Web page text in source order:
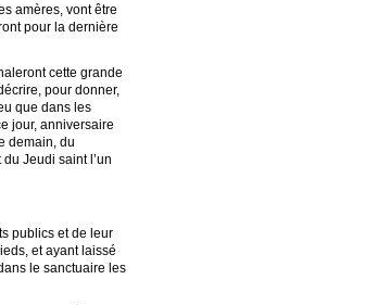
amères, vont être
pour la dernière
cette grande
pour donner,
que dans les
jour, anniversaire
demain, du
Jeudi saint l’un
publics et de leur
et ayant laissé
le sanctuaire les